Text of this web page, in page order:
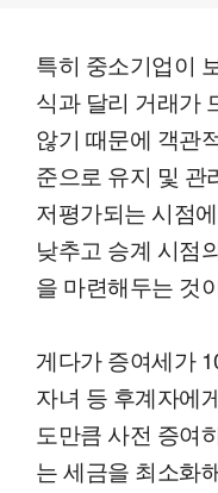
특히 중소기업이
식과 달리 거래가
않기 때문에 객관
준으로 유지 및 관
저평가되는 시점
낮추고 승계 시점
을 마련해두는 것
게다가 증여세가
자녀 등 후계자에
도만큼 사전 증여
는 세금을 최소화